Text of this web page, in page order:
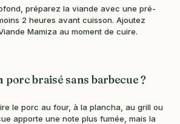
préparez la viande avec une pré-
2 heures avant cuisson. Ajoutez
Mamiza au moment de cuire.
braisé sans barbecue ?
le porc au four, à la plancha, au grill ou
apporte une note plus fumée, mais la